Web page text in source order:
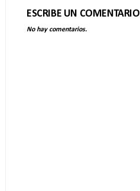
ESCRIBE UN COMENTARIO
No hay comentarios.